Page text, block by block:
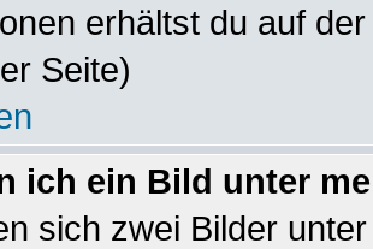
erhältst du auf
Seite)
ich ein Bild unter
sich zwei Bilder